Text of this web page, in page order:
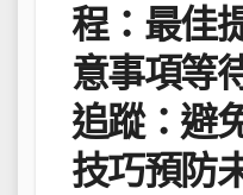
程：最佳
意事項等
追蹤：避
技巧預防